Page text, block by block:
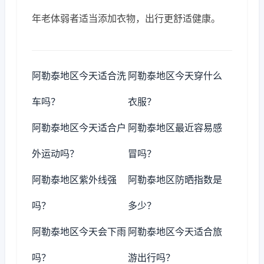
年老体弱者适当添加衣物，出行更舒适健康。
阿勒泰地区今天适合洗
车吗？
阿勒泰地区今天穿什么
衣服？
阿勒泰地区今天适合户
外运动吗？
阿勒泰地区最近容易感
冒吗？
阿勒泰地区紫外线强
吗？
阿勒泰地区防晒指数是
多少？
阿勒泰地区今天会下雨
吗？
阿勒泰地区今天适合旅
游出行吗？